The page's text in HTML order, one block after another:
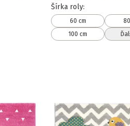
Šírka roly:
60 cm
100 cm